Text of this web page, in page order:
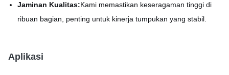
Jaminan Kualitas:Kami memastikan keseragaman tinggi di
ribuan bagian, penting untuk kinerja tumpukan yang stabil.
Aplikasi